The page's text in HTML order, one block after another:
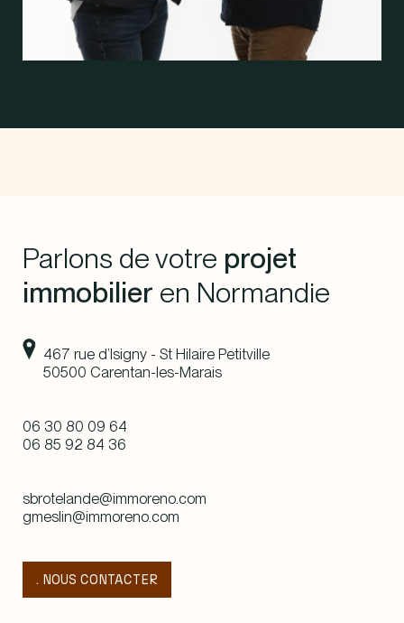
Parlons de votre projet
immobilier en Normandie
467 rue d’Isigny - St Hilaire Petitville
50500 Carentan-les-Marais
06 30 80 09 64
06 85 92 84 36
sbrotelande@immoreno.com
gmeslin@immoreno.com
. NOUS CONTACTER